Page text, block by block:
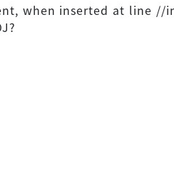
when inserted at line //